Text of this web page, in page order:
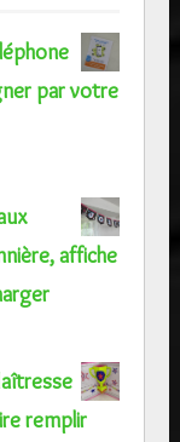
par votre
affiche
remplir